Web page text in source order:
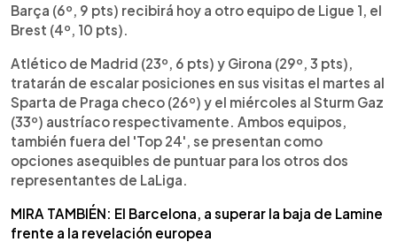
Barça (6º, 9 pts) recibirá hoy a otro equipo de Ligue 1, el
Brest (4º, 10 pts).
Atlético de Madrid (23º, 6 pts) y Girona (29º, 3 pts),
tratarán de escalar posiciones en sus visitas el martes al
Sparta de Praga checo (26º) y el miércoles al Sturm Gaz
(33º) austríaco respectivamente. Ambos equipos,
también fuera del 'Top 24', se presentan como
opciones asequibles de puntuar para los otros dos
representantes de LaLiga.
MIRA TAMBIÉN: El Barcelona, a superar la baja de Lamine
frente a la revelación europea